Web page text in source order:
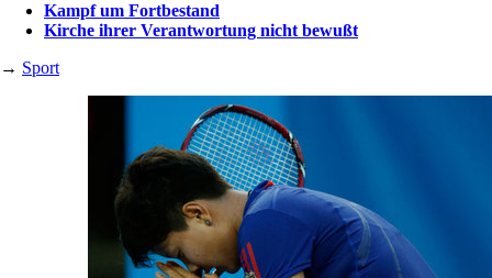
Kampf um Fortbestand
Kirche ihrer Verantwortung nicht bewußt
→ Sport